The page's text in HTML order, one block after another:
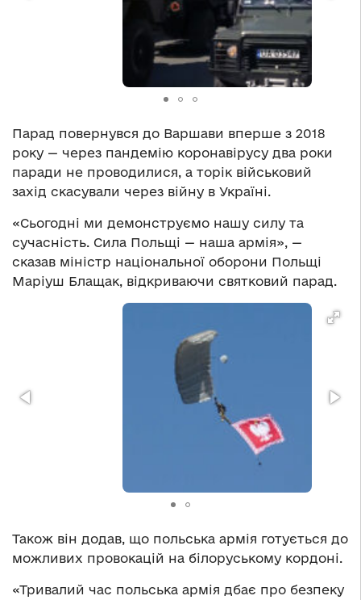
Парад повернувся до Варшави вперше з 2018
року — через пандемію коронавірусу два роки
паради не проводилися, а торік військовий
захід скасували через війну в Україні.
«Сьогодні ми демонструємо нашу силу та
сучасність. Сила Польщі — наша армія», —
сказав міністр національної оборони Польщі
Маріуш Блащак, відкриваючи святковий парад.
Також він додав, що польська армія готується до
можливих провокацій на білоруському кордоні.
«Тривалий час польська армія дбає про безпеку